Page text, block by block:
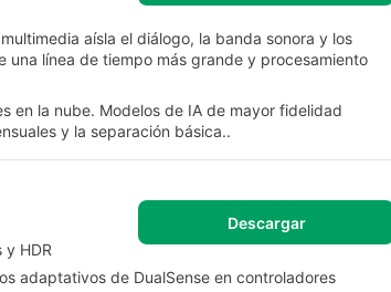
aísla el diálogo, la banda sonora y los
una línea de tiempo más grande y procesamiento
en la nube. Modelos de IA de mayor fidelidad
y la separación básica..
HDR
Descargar
adaptativos de DualSense en controladores